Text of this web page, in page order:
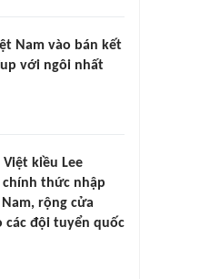
Nam vào bán kết
với ngôi nhất
Việt kiều Lee
chính thức nhập
rộng cửa
các đội tuyển quốc